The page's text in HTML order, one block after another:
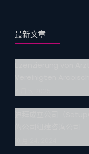
最新文章